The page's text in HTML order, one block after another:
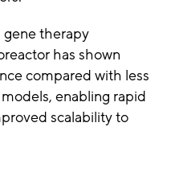
gene therapy
has shown
compared with less
enabling rapid
scalability to